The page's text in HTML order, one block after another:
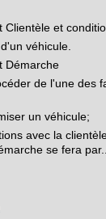
Clientèle et
véhicule.
Démarche
de l'une des
un véhicule;
avec la
se fera par...